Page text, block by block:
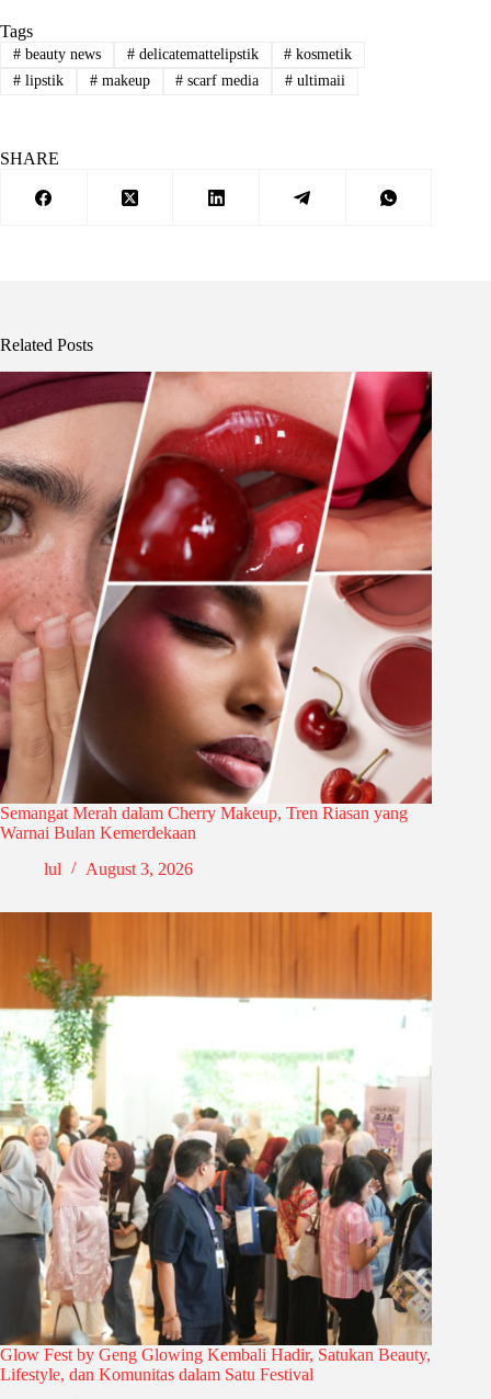
Tags
#beauty news #delicatemattelipstik # kosmetik
#lipstik #makeup # scarf media # ultimaii
SHARE
Related Posts
Semangat Merah dalam Cherry Makeup, Tren Riasan yang
Warnai Bulan Kemerdekaan
lul
August 3, 2026
Glow Fest by Geng Glowing Kembali Hadir, Satukan Beauty,
Lifestyle, dan Komunitas dalam Satu Festival